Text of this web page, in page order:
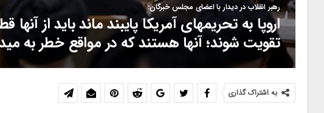
رهبر انقلاب در دیدار با اعضای مجلس خبرگان:
اروپا به تحریمهای آمریکا پایبند ماند باید از
تقویت شوند؛ آنها هستند که در مواقع خطر به
به اشتراک گذاری